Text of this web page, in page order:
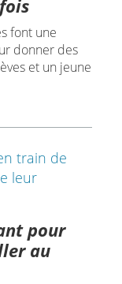
font une
donner des
et un jeune
pour
au